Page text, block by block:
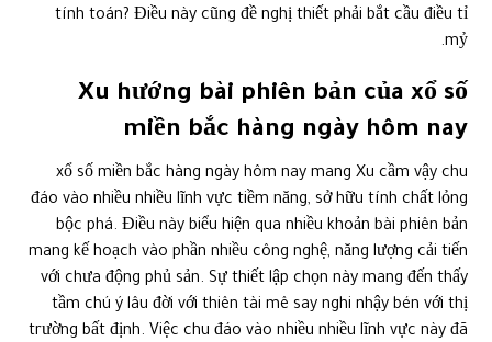
tính toán? Điều này cũng đề nghị thiết phải bắt cầu điều tỉ
mỷ.
Xu hướng bài phiên bản của xổ số
miền bắc hàng ngày hôm nay
xổ số miền bắc hàng ngày hôm nay mang Xu cầm vậy chu
đáo vào nhiều nhiều lĩnh vực tiềm năng, sở hữu tính chất lỏng
bộc phá. Điều này biểu hiện qua nhiều khoản bài phiên bản
mang kế hoạch vào phần nhiều công nghệ, năng lượng cải tiến
với chưa động phủ sản. Sự thiết lập chọn này mang đến thấy
tầm chú ý lâu đời với thiên tài mê say nghi nhậy bén với thị
trường bất định. Việc chu đáo vào nhiều nhiều lĩnh vực này đã